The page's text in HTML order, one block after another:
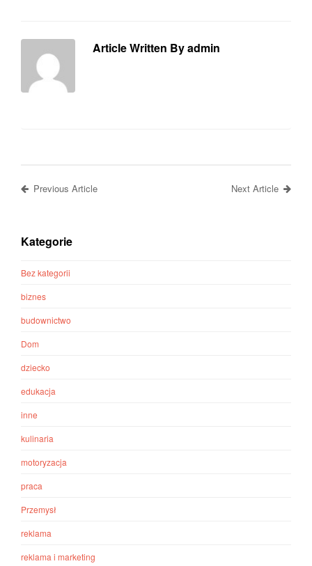
Article Written By admin
Previous Article Next Article
Kategorie
Bez kategorii
biznes
budownictwo
Dom
dziecko
edukacja
inne
kulinaria
motoryzacja
praca
Przemysł
reklama
reklama i marketing